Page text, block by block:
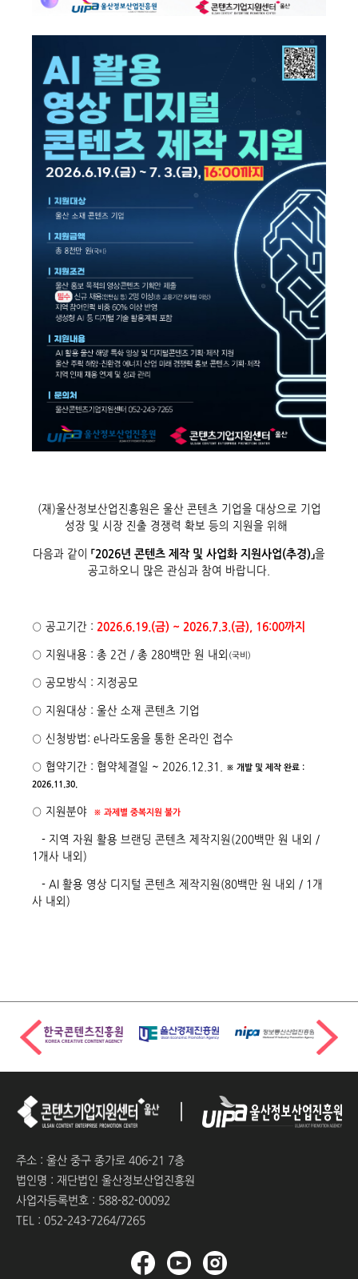
(재)울산정보산업진흥원은 울산 콘텐츠 기업을 대상으로 기업
성장 및 시장 진출 경쟁력 확보 등의 지원을 위해
다음과 같이 「2026년 콘텐츠 제작 및 사업화 지원사업(추경)」을
공고하오니 많은 관심과 참여 바랍니다.
○ 공고기간 : 2026.6.19.(금) ~ 2026.7.3.(금), 16:00까지
○ 지원내용 : 총 2건 / 총 280백만 원 내외 (국비)
○ 공모방식 : 지정공모
○ 지원대상 : 울산 소재 콘텐츠 기업
○ 신청방법: e나라도움을 통한 온라인 접수
○ 협약기간 : 협약체결일 ~ 2026.12.31. ※ 개발 및 제작 완료 :
2026.11.30.
○ 지원분야 ※ 과제별 중복지원 불가
- 지역 자원 활용 브랜딩 콘텐츠 제작지원(200백만 원 내외 /
1개사 내외)
- AI 활용 영상 디지털 콘텐츠 제작지원(80백만 원 내외 / 1개
사 내외)
주소 : 울산 중구 종가로 406-21 7층
법인명 : 재단법인 울산정보산업진흥원
사업자등록번호 : 588-82-00092
TEL : 052-243-7264/7265